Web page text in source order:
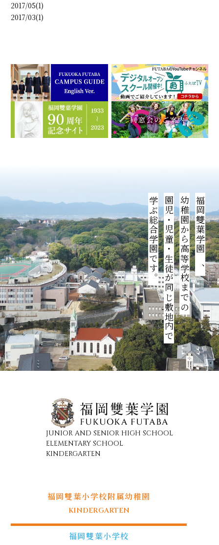
2017/05(1)
2017/03(1)
福岡雙葉学園は、
幼稚園から高等学校までの
園児・児童・生徒が同じ敷地内で
学ぶ総合学園です。
JUNIOR AND SENIOR HIGH SCHOOL
ELEMENTARY SCHOOL
KINDERGARTEN
福岡雙葉小学校附属幼稚園
KINDERGARTEN
福岡雙葉小学校